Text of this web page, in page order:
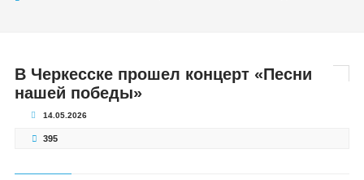
В Черкесске прошел концерт «Песни
нашей победы»
14.05.2026
395